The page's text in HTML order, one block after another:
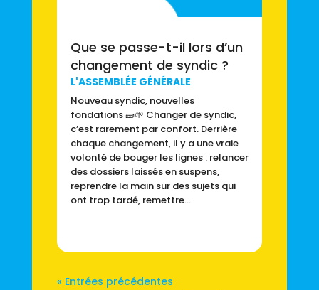
Que se passe-t-il lors d’un
changement de syndic ?
L'ASSEMBLÉE GÉNÉRALE
Nouveau syndic, nouvelles
fondations 🧱🌱 Changer de syndic,
c’est rarement par confort. Derrière
chaque changement, il y a une vraie
volonté de bouger les lignes : relancer
des dossiers laissés en suspens,
reprendre la main sur des sujets qui
ont trop tardé, remettre...
« Entrées précédentes